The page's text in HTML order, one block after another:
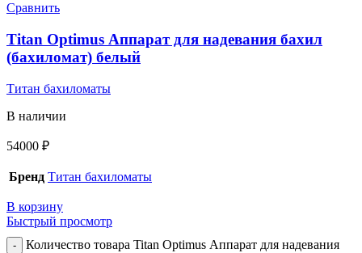
Сравнить
Titan Optimus Аппарат для надевания бахил
(бахиломат) белый
Титан бахиломаты
В наличии
54000 ₽
Бренд Титан бахиломаты
В корзину
Быстрый просмотр
Количество товара Titan Optimus Аппарат для надевания